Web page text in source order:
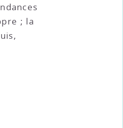
; la